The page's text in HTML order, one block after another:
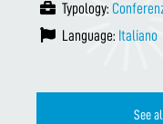
Typology:
Language: Italiano
See